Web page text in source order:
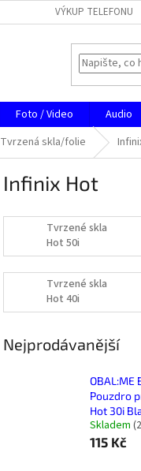
VÝKUP TELEFONU
Foto / Video Audio
Tvrzená skla/folie
Infinix Hot
Tvrzené skla
Hot 50i
Tvrzené skla
Hot 40i
Nejprodávanější
OBAL:ME
Pouzdro
Hot 30i
Skladem (
115 Kč